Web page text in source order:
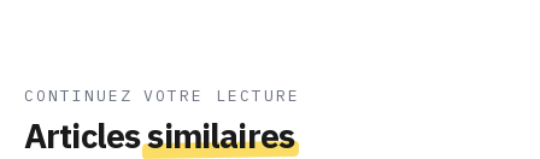
CONTINUEZ VOTRE LECTURE
Articlessimilaires